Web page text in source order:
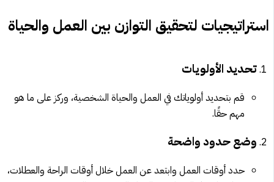
استراتيجيات لتحقيق التوازن بين العمل والحياة
تحديد الأولويات
قم بتحديد أولوياتك في العمل والحياة الشخصية، وركز على ما هو
مهم حقًا.
وضع حدود واضحة
حدد أوقات العمل وابتعد عن العمل خلال أوقات الراحة والعطلات،